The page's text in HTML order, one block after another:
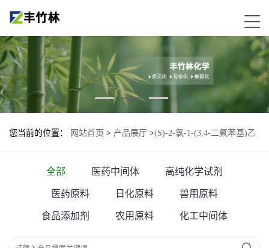
您当前的位置： 网站首页 > 产品展厅 >(S)-2-氯-1-(3,4-二氟苯基)乙
全部 医药中间体 高纯化学试剂
医药原料 日化原料 兽用原料
食品添加剂 农用原料 化工中间体